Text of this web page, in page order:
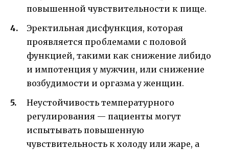
повышенной чувствительности к пище.
Эректильная дисфункция, которая
проявляется проблемами с половой
функцией, такими как снижение либидо
и импотенция у мужчин, или снижение
возбудимости и оргазма у женщин.
Неустойчивость температурного
регулирования — пациенты могут
испытывать повышенную
чувствительность к холоду или жаре, а